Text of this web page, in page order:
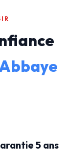
5 ans